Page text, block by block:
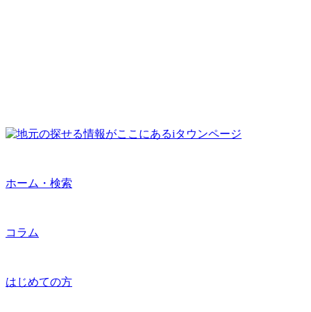
ホーム・検索
コラム
はじめての方